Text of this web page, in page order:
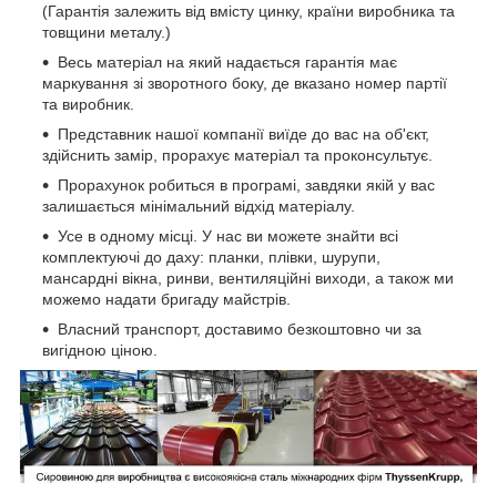
(Гарантія залежить від вмісту цинку, країни виробника та
товщини металу.)
Весь матеріал на який надається гарантія має
маркування зі зворотного боку, де вказано номер партії
та виробник.
Представник нашої компанії виїде до вас на об'єкт,
здійснить замір, прорахує матеріал та проконсультує.
Прорахунок робиться в програмі, завдяки якій у вас
залишається мінімальний відхід матеріалу.
Усе в одному місці. У нас ви можете знайти всі
комплектуючі до даху: планки, плівки, шурупи,
мансардні вікна, ринви, вентиляційні виходи, а також ми
можемо надати бригаду майстрів.
Власний транспорт, доставимо безкоштовно чи за
вигідною ціною.